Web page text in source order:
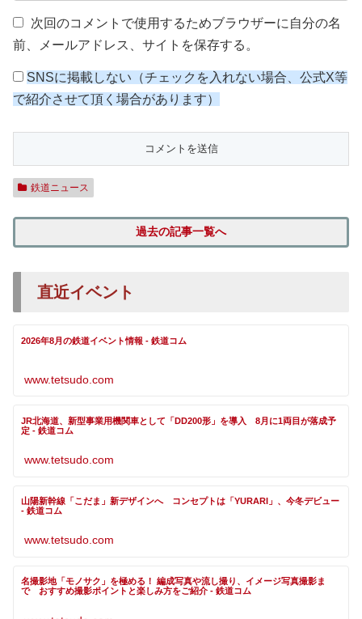
次回のコメントで使用するためブラウザーに自分の名
前、メールアドレス、サイトを保存する。
SNSに掲載しない（チェックを入れない場合、公式X等
で紹介させて頂く場合があります）
鉄道ニュース
過去の記事一覧へ
直近イベント
2026年8月の鉄道イベント情報 - 鉄道コム
www.tetsudo.com
JR北海道、新型事業用機関車として「DD200形」を導入 8月に1両目が落成予
定 - 鉄道コム
www.tetsudo.com
山陽新幹線「こだま」新デザインへ コンセプトは「YURARI」、今冬デビュー
- 鉄道コム
www.tetsudo.com
名撮影地「モノサク」を極める！ 編成写真や流し撮り、イメージ写真撮影ま
で おすすめ撮影ポイントと楽しみ方をご紹介 - 鉄道コム